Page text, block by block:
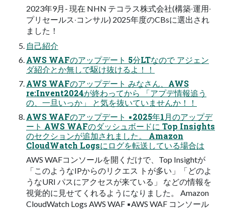
2023年9⽉- 現在 NHN テコラス株式会社(構築‧運⽤‧
プリセールス‧コンサル) 2025年度のCBsに選出され
ました！
⾃⼰紹介
AWS WAFのアップデート 5分LTなので アジェン
ダ紹介とか無しで駆け抜けるよ！！
AWS WAFのアップデート みなさん、AWS
re:Invent2024が終わってから 「アプデ情報追う
の、⼀旦いっか」 と気を抜いていませんか！！
AWS WAFのアップデート ▪2025年1⽉のアップデ
ート AWS WAFのダッシュボードに Top Insights
のセクションが追加されました。 Amazon
CloudWatch Logsにログを転送している場合は
AWS WAFコンソールを開くだけで、Top Insightが
「このようなIPからのリクエス トが多い」「どのよ
うなURI パスにアクセスが来ている」 などの情報を
視覚的に⾒せてくれるようになりました。 Amazon
CloudWatch Logs AWS WAF ▪AWS WAF コンソール